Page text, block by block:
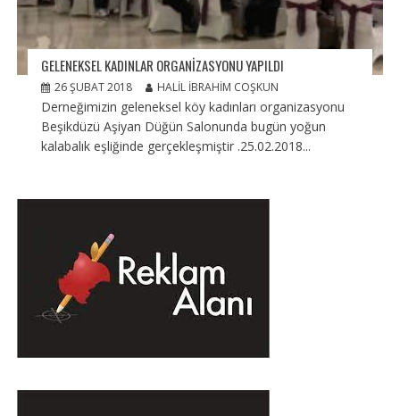
GELENEKSEL KADINLAR ORGANIZASYONU YAPILDI
26 ŞUBAT 2018 HALIL İBRAHIM COŞKUN
Derneğimizin geleneksel köy kadınları organizasyonu
Beşikdüzü Aşiyan Düğün Salonunda bugün yoğun
kalabalık eşliğinde gerçekleşmiştir .25.02.2018...